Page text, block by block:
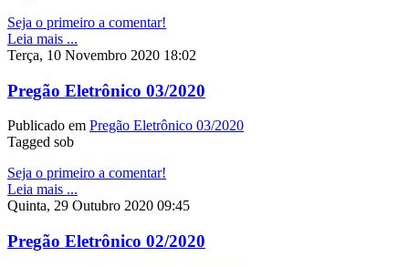
Seja o primeiro a comentar!
Leia mais ...
Terça, 10 Novembro 2020 18:02
Pregão Eletrônico 03/2020
Publicado em Pregão Eletrônico 03/2020
Tagged sob
Seja o primeiro a comentar!
Leia mais ...
Quinta, 29 Outubro 2020 09:45
Pregão Eletrônico 02/2020